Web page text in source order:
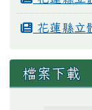
花蓮縣立
檔案下載